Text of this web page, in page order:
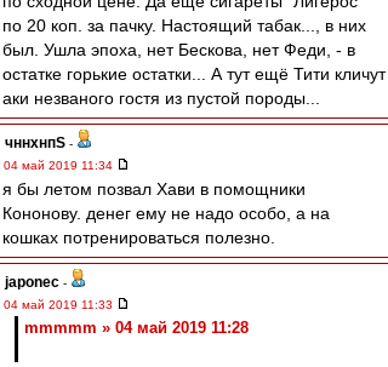
по 20 коп. за пачку. Настоящий табак..., в них
был. Ушла эпоха, нет Бескова, нет Феди, - в
остатке горькие остатки... А тут ещё Тити кличут
аки незваного гостя из пустой породы...
чннхнпS -
04 май 2019 11:34
я бы летом позвал Хави в помощники
Кононову. денег ему не надо особо, а на
кошках потренироваться полезно.
japonec -
04 май 2019 11:33
mmmmm » 04 май 2019 11:28